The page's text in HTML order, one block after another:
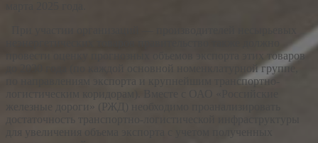
провести оценку прогнозных объемов экспорта этих товаров
до 2030 года (по каждой основной номенклатурной группе,
по направлениям экспорта и крупнейшим транспортно-
железные дороги» (РЖД) необходимо проанализировать
для увеличения объема экспорта с учетом полученных